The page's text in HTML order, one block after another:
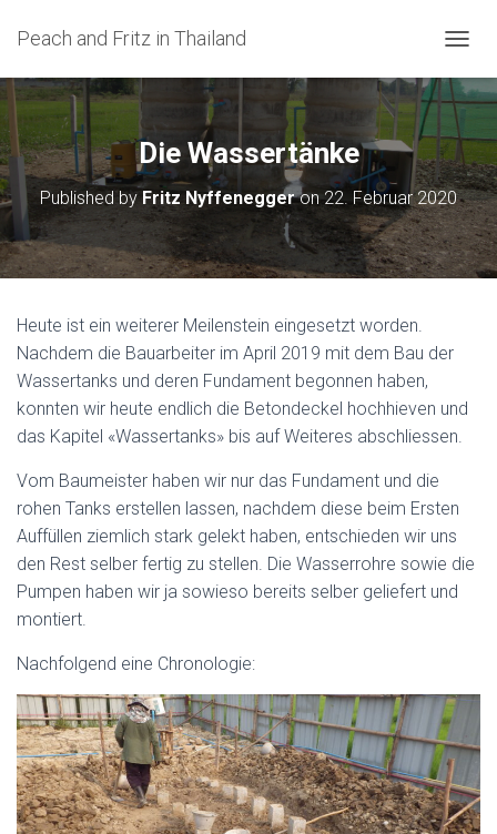
Peach and Fritz in Thailand
A
V
I
G
A
T
I
O
N
U
T
E
Die Wassertänke
Published byFritz Nyffeneggeron22. Februar 2020
Heute ist ein weiterer Meilenstein eingesetzt worden.
Nachdem die Bauarbeiter im April 2019 mit dem Bau der
Wassertanks und deren Fundament begonnen haben,
konnten wir heute endlich die Betondeckel hochhieven und
das Kapitel «Wassertanks» bis auf Weiteres abschliessen.
Vom Baumeister haben wir nur das Fundament und die
rohen Tanks erstellen lassen, nachdem diese beim Ersten
Auffüllen ziemlich stark gelekt haben, entschieden wir uns
den Rest selber fertig zu stellen. Die Wasserrohre sowie die
Pumpen haben wir ja sowieso bereits selber geliefert und
montiert.
Nachfolgend eine Chronologie: